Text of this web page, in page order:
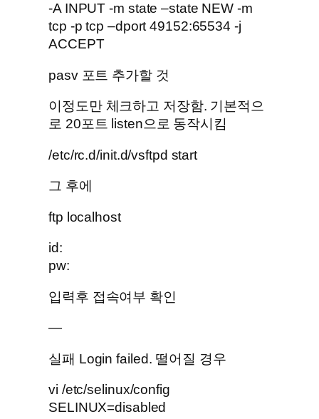
-A INPUT -m state –state NEW -m
tcp -p tcp –dport 49152:65534 -j
ACCEPT
pasv 포트 추가할 것
이정도만 체크하고 저장함. 기본적으
로 20포트 listen으로 동작시킴
/etc/rc.d/init.d/vsftpd start
그 후에
ftp localhost
id:
pw:
입력후 접속여부 확인
—
실패 Login failed. 떨어질 경우
vi /etc/selinux/config
SELINUX=disabled